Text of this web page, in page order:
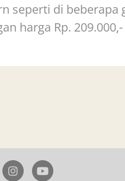
seperti di beberapa
harga Rp. 209.000,-